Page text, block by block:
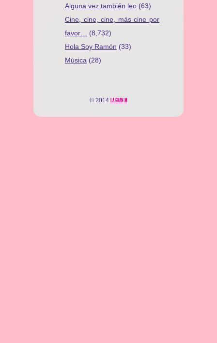
Alguna vez también leo (63)
Cine, cine, cine, más cine por
favor…
(8,732)
Hola Soy Ramón (33)
Música (28)
© 2014 LA GRAN M